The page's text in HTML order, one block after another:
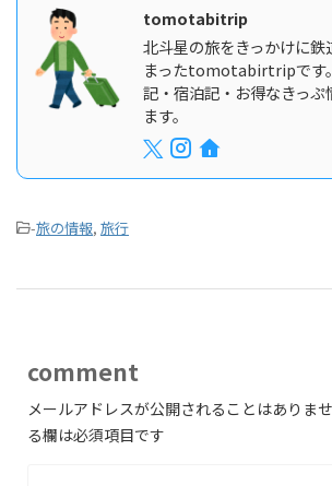
tomotabitrip
北斗星の旅をきっかけに
まったtomotabirtripです
記・宿泊記・お得なきっぷ
ます。
-旅の情報, 旅行
comment
メールアドレスが公開されることはありませ
る欄は必須項目です